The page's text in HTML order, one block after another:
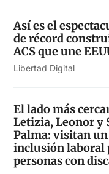
Así es el
de récord
ACS que une
Libertad Digital
El lado más
Letizia, Leonor y
Palma: visitan
inclusión laboral
personas con